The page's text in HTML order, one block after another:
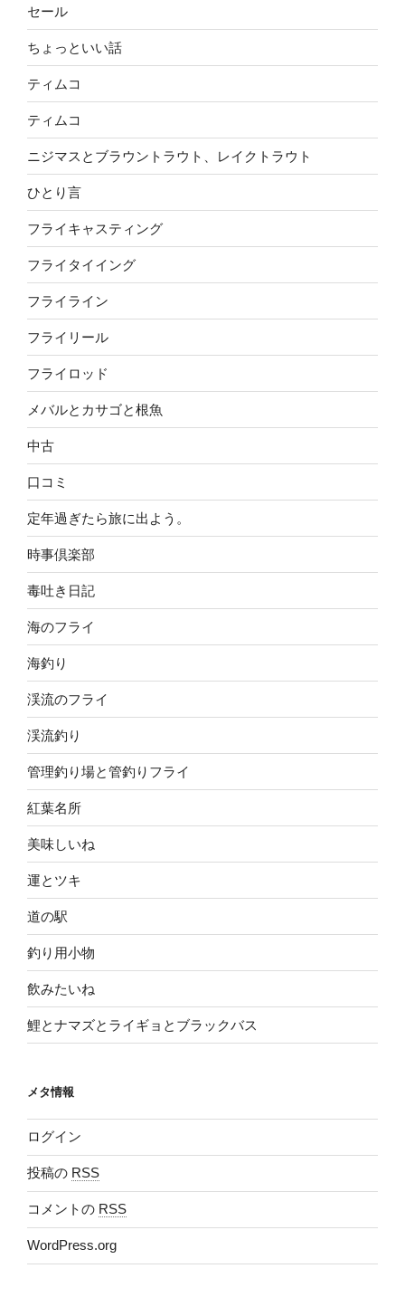
セール
ちょっといい話
ティムコ
ティムコ
ニジマスとブラウントラウト、レイクトラウト
ひとり言
フライキャスティング
フライタイイング
フライライン
フライリール
フライロッド
メバルとカサゴと根魚
中古
口コミ
定年過ぎたら旅に出よう。
時事倶楽部
毒吐き日記
海のフライ
海釣り
渓流のフライ
渓流釣り
管理釣り場と管釣りフライ
紅葉名所
美味しいね
運とツキ
道の駅
釣り用小物
飲みたいね
鯉とナマズとライギョとブラックバス
メタ情報
ログイン
投稿の RSS
コメントの RSS
WordPress.org